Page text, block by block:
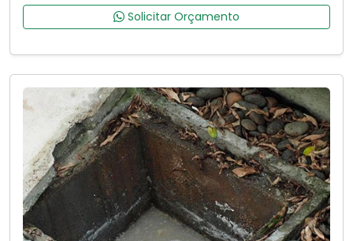
Solicitar Orçamento